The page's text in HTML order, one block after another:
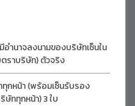
ำนาจลงนามของบริษัทเซ็นใน
ราบริษัท) ตัวจริง
กหน้า (พร้อมเซ็นรับรอง
ททุกหน้า) 3 ใบ